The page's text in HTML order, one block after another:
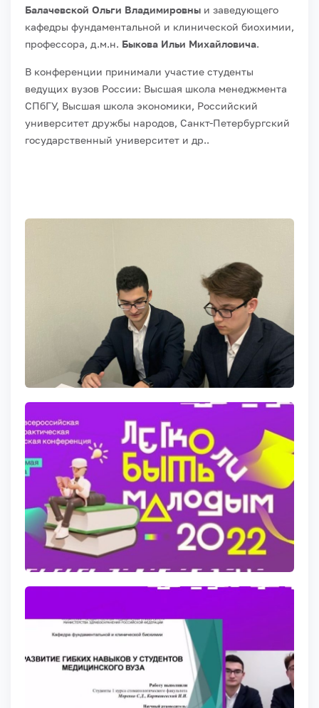
Балачевской Ольги Владимировны и заведующего
кафедры фундаментальной и клинической биохимии,
профессора, д.м.н. Быкова Ильи Михайловича.
В конференции принимали участие студенты
ведущих вузов России: Высшая школа менеджмента
СПбГУ, Высшая школа экономики, Российский
университет дружбы народов, Санкт-Петербургский
государственный университет и др..